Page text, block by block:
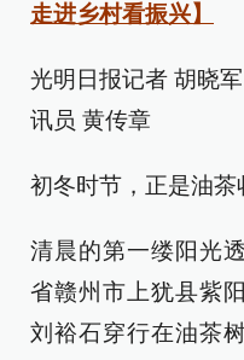
走进乡村看振兴】
光明日报记者 胡晓
讯员 黄传章
初冬时节，正是油茶
清晨的第一缕阳光
省赣州市上犹县紫
刘裕石穿行在油茶